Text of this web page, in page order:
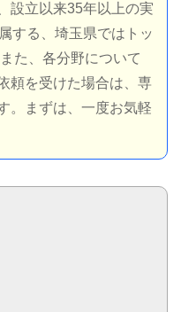
設立以来35年以上の実
する、埼玉県ではトッ
た、各分野について
頼を受けた場合は、専
。まずは、一度お気軽